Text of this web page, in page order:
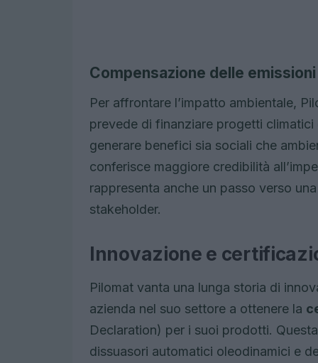
Compensazione delle emissioni
Per affrontare l’impatto ambientale,
prevede di finanziare progetti
generare benefici sia sociali che
conferisce maggiore credibilità
rappresenta anche un passo verso
stakeholder.
Innovazione e
Pilomat vanta una lunga storia di
azienda nel suo settore a ottenere la
Declaration) per i suoi prodotti.
dissuasori automatici oleodinamici e